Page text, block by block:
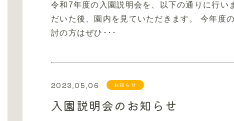
令和7年度の入園説明会を、以下の通りに行い
だいた後、園内を見ていただきます。 今年度
討の方はぜひ･･･
2023.05.06 お知らせ
入園説明会のお知らせ